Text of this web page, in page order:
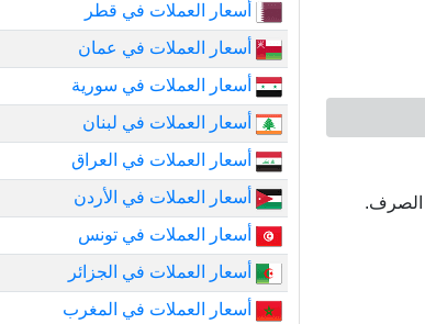
أسعار العملات في قطر
أسعار العملات في عمان
أسعار العملات في سورية
أسعار العملات في لبنان
أسعار العملات في العراق
أسعار العملات في الأردن
أسعار العملات في تونس
أسعار العملات في الجزائر
أسعار العملات في المغرب